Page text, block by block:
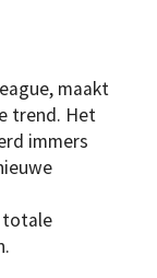
maakt
trend. Het
immers
totale